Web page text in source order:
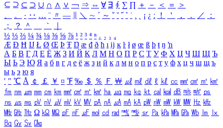
⊆ ⊇ ⊂ ⊃ ∪ ∩ ∧ ∨ ￢ ⇒ ⇔ ∀ ∃ ∮ ∑ ∏ ＋ － ＜ ＝
＞
、
。 · ‥ … ¨ 〃 ― ＼ ∼ ´ ～ ˇ ˘ ˝ ˚ ˙ ¸ ¡ ¿ ː ！ ＇ ， ． ／
：
；
？ ＾ ｀
½ ⅓ ⅔ ¼ ¾ ⅛ ⅜ ⅝ ⅞ ¹ ² ³ ⁴ ⁿ ₁ ₂ ₃ ₄
Æ Ð Ħ Ĳ Ł Ø Œ Þ Ŧ Ŋ æ đ ð ħ ı ĳ ĸ ŀ ł ø œ ß þ ŧ ŋ ŉ
А Б В Г Д Е Ё Ж З И Й К Л М Н О П Р С Т У Ф Х Ц Ч Ш Щ Ъ
Ы Ь Э Ю Я а б в г д е ё ж з и й к л м н о п р с т у ф х ц ч ш щ ъ
ы ь э ю я
′ ″ ℃ Å ￠ ￡ ￥ ¤ ℉ ‰ ＄ ％ Ｆ ￦ ㎕ ㎖ ㎗ ℓ ㎘ ㏄ ㎣ ㎤ ㎥ ㎦
㎙ ㎚ ㎛ ㎜ ㎝ ㎞ ㎟ ㎠ ㎡ ㎢ ㏊ ㎍ ㎎ ㎏ ㏏ ㎈ ㎉ ㏈ ㎧ ㎨ ㎰
㎱ ㎲ ㎳ ㎴ ㎵ ㎶ ㎷ ㎸ ㎹ ㎀ ㎁ ㎂ ㎃ ㎄ ㎺ ㎻ ㎽ ㎾ ㎿ ㎐ ㎑
㎒ ㎓ ㎔ Ω ㏀ ㏁ ㎊ ㎋ ㎌ ㏖ ㏅ ㎭ ㎮ ㎯ ㏛ ㎩ ㎪ ㎫ ㎬ ㏝ ㏐
㏓
㏃ ㏉ ㏜ ㏆